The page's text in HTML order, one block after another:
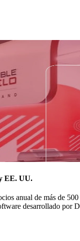
EE. UU.
anual de más de 500
desarrollado por